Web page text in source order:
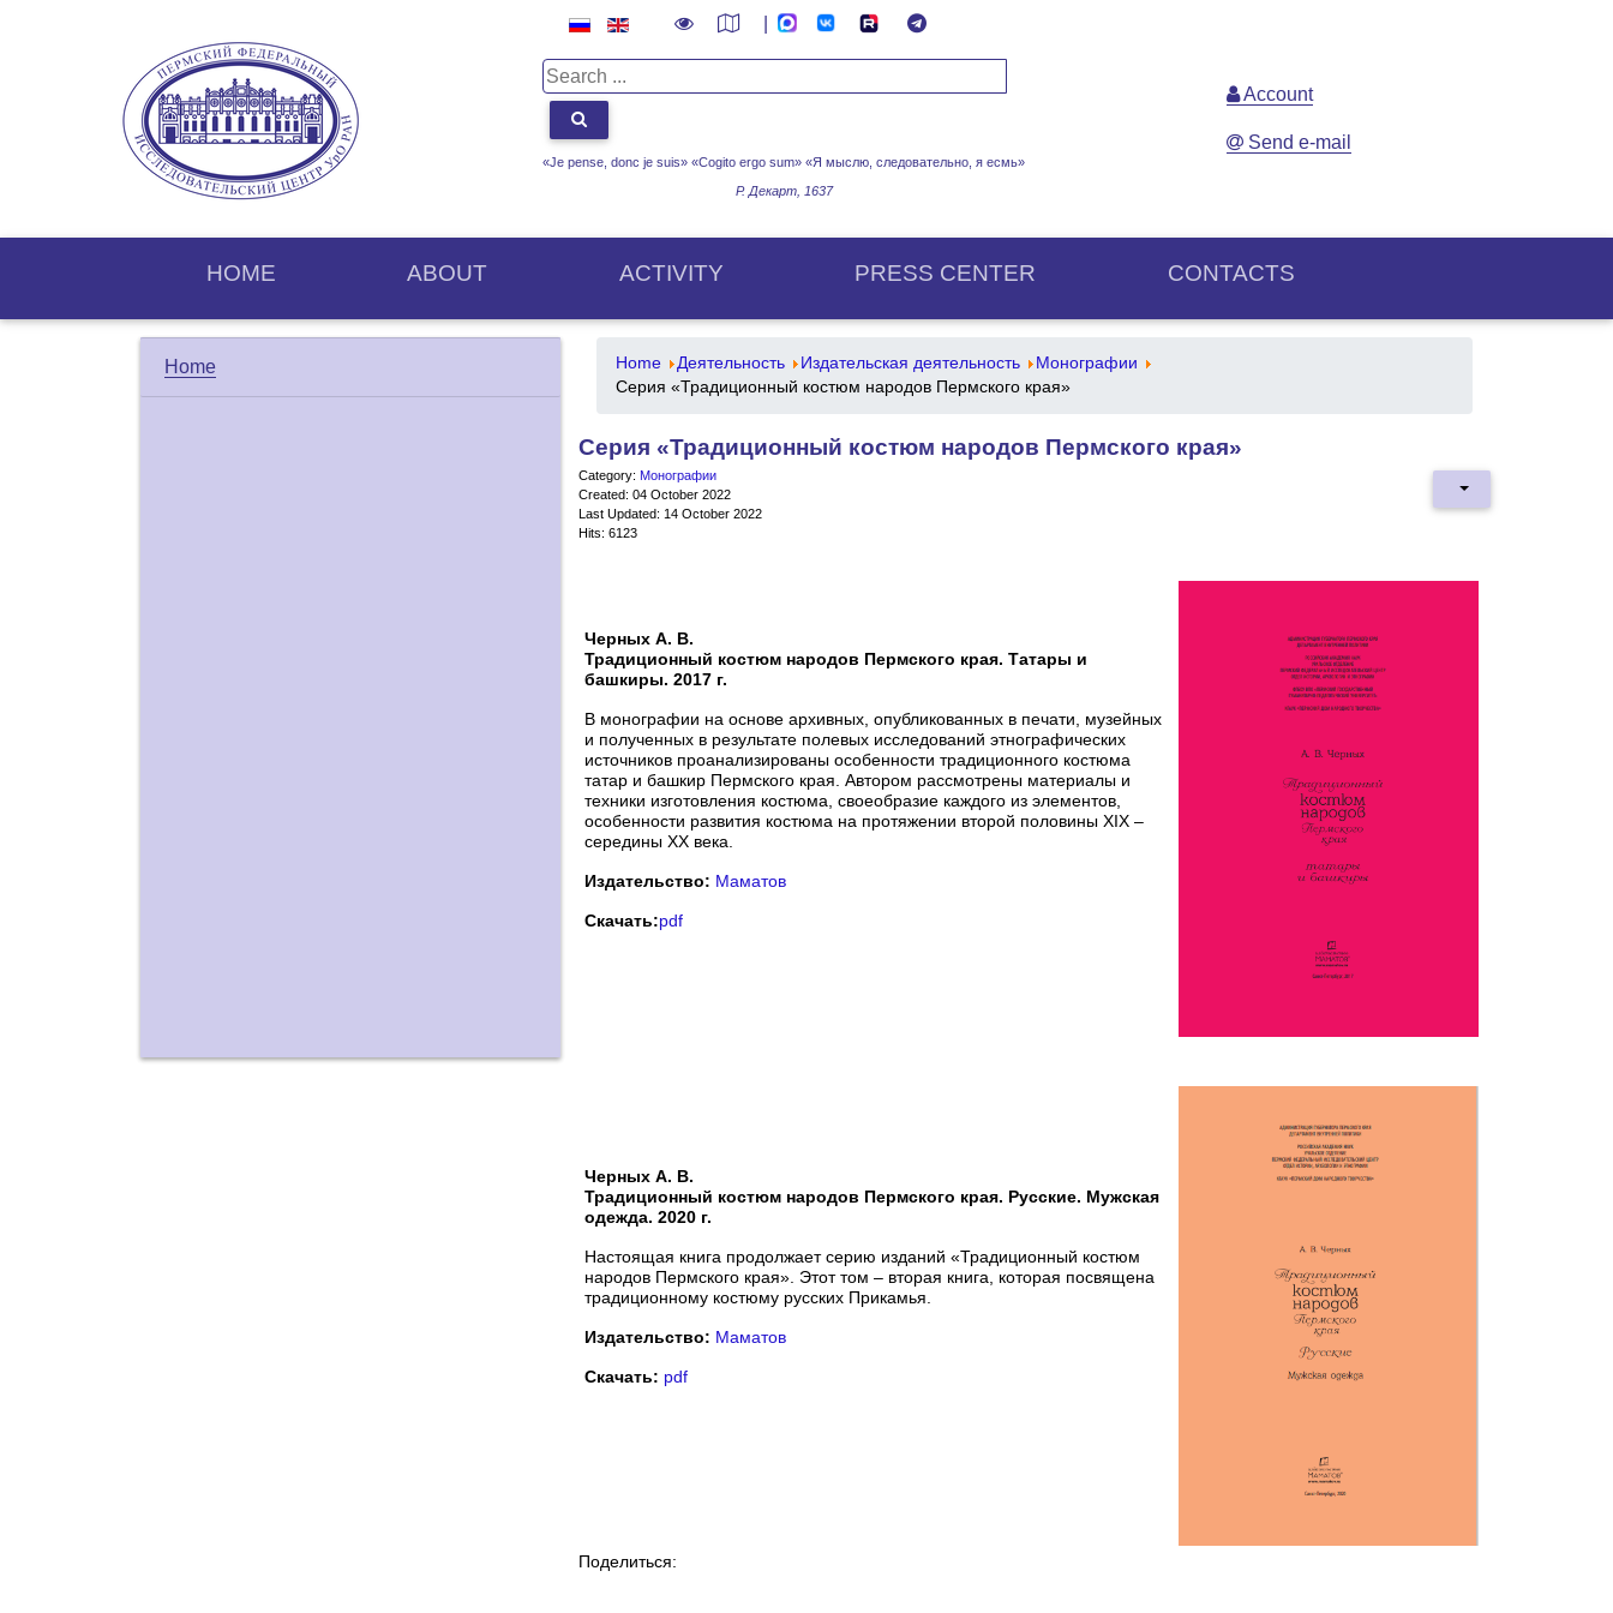
«Je pense, donc je suis» «Cogito ergo sum» «Я мыслю, следовательно, я есмь»
Р. Декарт, 1637
Account
Send e-mail
HOME ABOUT ACTIVITY PRESS CENTER CONTACTS
Home Home Деятельность Издательская деятельность
Монографии
Серия «Традиционный костюм народов Пермского края»
Серия «Традиционный костюм народов Пермского края»
Category: Монографии
Created: 04 October 2022
Last Updated: 14 October 2022
Hits: 6123
Черных А. В.
Традиционный костюм народов Пермского края. Татары и
башкиры. 2017 г.
В монографии на основе архивных, опубликованных в печати, музейных
и полученных в результате полевых исследований этнографических
источников проанализированы особенности традиционного костюма
татар и башкир Пермского края. Автором рассмотрены материалы и
техники изготовления костюма, своеобразие каждого из элементов,
особенности развития костюма на протяжении второй половины ХIХ –
середины ХХ века.
Издательство: Маматов
Скачать:pdf
Черных А. В.
Традиционный костюм народов Пермского края. Русские. Мужская
одежда. 2020 г.
Настоящая книга продолжает серию изданий «Традиционный костюм
народов Пермского края». Этот том – вторая книга, которая посвящена
традиционному костюму русских Прикамья.
Издательство: Маматов
Скачать: pdf
Поделиться: